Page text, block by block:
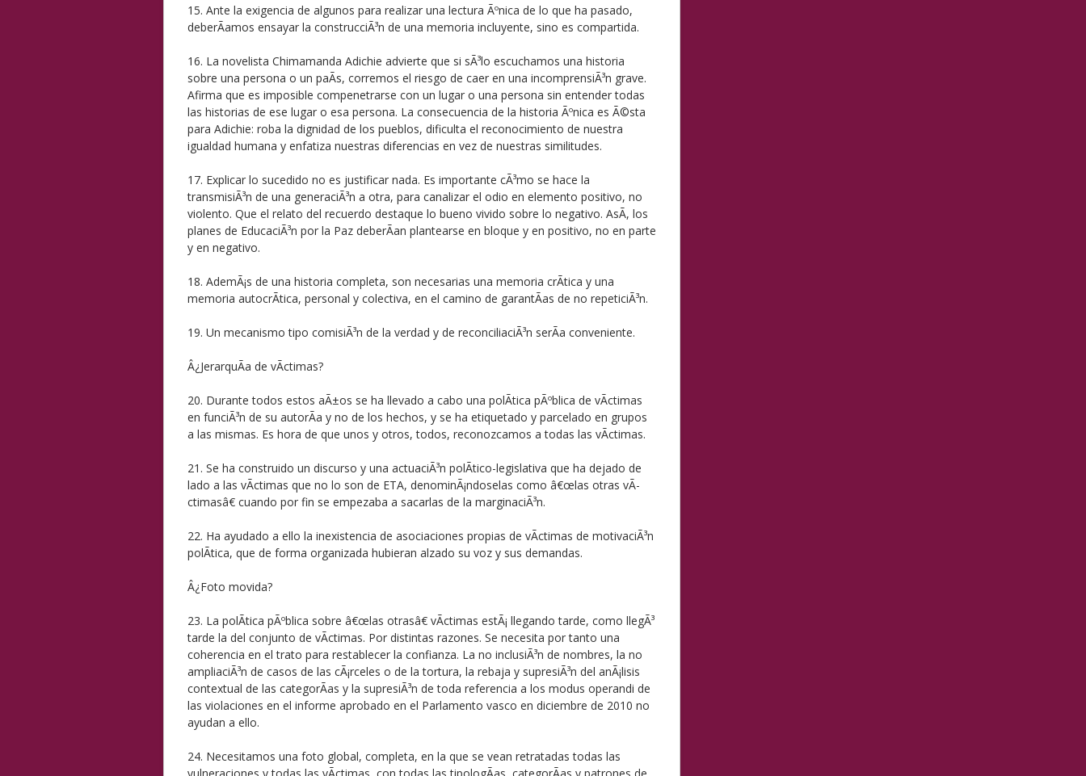
15. Ante la exigencia de algunos para realizar una lectura Ãºnica de lo que ha pasado,
deberÃ­amos ensayar la construcciÃ³n de una memoria incluyente, sino es compartida.
16. La novelista Chimamanda Adichie advierte que si sÃ³lo escuchamos una historia
sobre una persona o un paÃ­s, corremos el riesgo de caer en una incomprensiÃ³n grave.
Afirma que es imposible compenetrarse con un lugar o una persona sin entender todas
las historias de ese lugar o esa persona. La consecuencia de la historia Ãºnica es Ã©sta
para Adichie: roba la dignidad de los pueblos, dificulta el reconocimiento de nuestra
igualdad humana y enfatiza nuestras diferencias en vez de nuestras similitudes.
17. Explicar lo sucedido no es justificar nada. Es importante cÃ³mo se hace la
transmisiÃ³n de una generaciÃ³n a otra, para canalizar el odio en elemento positivo, no
violento. Que el relato del recuerdo destaque lo bueno vivido sobre lo negativo. AsÃ­, los
planes de EducaciÃ³n por la Paz deberÃ­an plantearse en bloque y en positivo, no en parte
y en negativo.
18. AdemÃ¡s de una historia completa, son necesarias una memoria crÃ­tica y una
memoria autocrÃ­tica, personal y colectiva, en el camino de garantÃ­as de no repeticiÃ³n.
19. Un mecanismo tipo comisiÃ³n de la verdad y de reconciliaciÃ³n serÃ­a conveniente.
Â¿JerarquÃ­a de vÃ­ctimas?
20. Durante todos estos aÃ±os se ha llevado a cabo una polÃ­tica pÃºblica de vÃ­ctimas
en funciÃ³n de su autorÃ­a y no de los hechos, y se ha etiquetado y parcelado en grupos
a las mismas. Es hora de que unos y otros, todos, reconozcamos a todas las vÃ­ctimas.
21. Se ha construido un discurso y una actuaciÃ³n polÃ­tico-legislativa que ha dejado de
lado a las vÃ­ctimas que no lo son de ETA, denominÃ¡ndoselas como â€œlas otras vÃ­
ctimasâ€ cuando por fin se empezaba a sacarlas de la marginaciÃ³n.
22. Ha ayudado a ello la inexistencia de asociaciones propias de vÃ­ctimas de motivaciÃ³n
polÃ­tica, que de forma organizada hubieran alzado su voz y sus demandas.
Â¿Foto movida?
23. La polÃ­tica pÃºblica sobre â€œlas otrasâ€ vÃ­ctimas estÃ¡ llegando tarde, como llegÃ³
tarde la del conjunto de vÃ­ctimas. Por distintas razones. Se necesita por tanto una
coherencia en el trato para restablecer la confianza. La no inclusiÃ³n de nombres, la no
ampliaciÃ³n de casos de las cÃ¡rceles o de la tortura, la rebaja y supresiÃ³n del anÃ¡lisis
contextual de las categorÃ­as y la supresiÃ³n de toda referencia a los modus operandi de
las violaciones en el informe aprobado en el Parlamento vasco en diciembre de 2010 no
ayudan a ello.
24. Necesitamos una foto global, completa, en la que se vean retratadas todas las